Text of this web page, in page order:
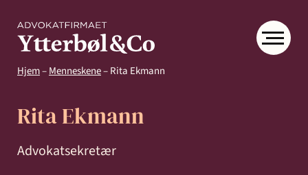
Hjem–Menneskene–Rita Ekmann
Rita Ekmann
Advokatsekretær